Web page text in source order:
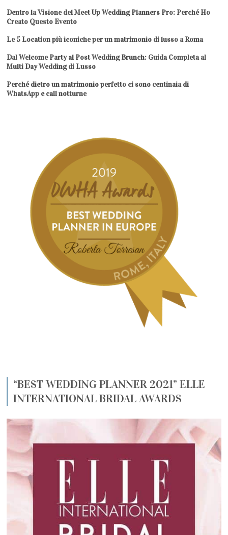
Dentro la Visione del Meet Up Wedding Planners Pro: Perché Ho
Creato Questo Evento
Le 5 Location più iconiche per un matrimonio di lusso a Roma
Dal Welcome Party al Post Wedding Brunch: Guida Completa al
Multi Day Wedding di Lusso
Perché dietro un matrimonio perfetto ci sono centinaia di
WhatsApp e call notturne
“BEST WEDDING PLANNER 2021” ELLE
INTERNATIONAL BRIDAL AWARDS